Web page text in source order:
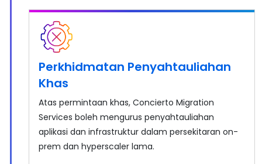
Perkhidmatan Penyahtauliahan
Khas
Atas permintaan khas, Concierto Migration
Services boleh mengurus penyahtauliahan
aplikasi dan infrastruktur dalam persekitaran on-
prem dan hyperscaler lama.